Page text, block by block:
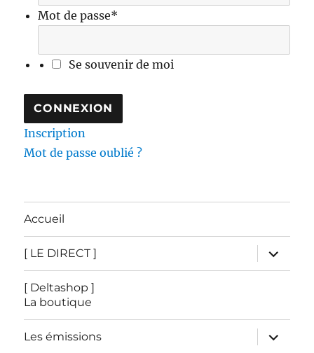
Mot de passe*
Se souvenir de moi
Inscription
Mot de passe oublié ?
Accueil
[ LE DIRECT ]
ouvrir
le
sous-
[ Deltashop ]
La boutique
Les émissions
ouvrir
le